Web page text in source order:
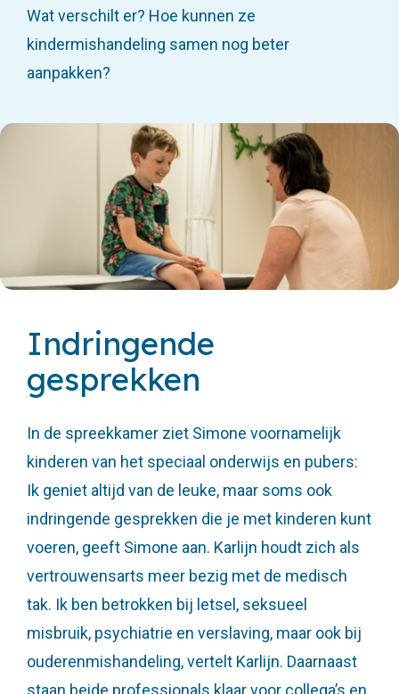
Wat verschilt er? Hoe kunnen ze
kindermishandeling samen nog beter
aanpakken?
Indringende
gesprekken
In de spreekkamer ziet Simone voornamelijk
kinderen van het speciaal onderwijs en pubers:
Ik geniet altijd van de leuke, maar soms ook
indringende gesprekken die je met kinderen kunt
voeren, geeft Simone aan. Karlijn houdt zich als
vertrouwensarts meer bezig met de medisch
tak. Ik ben betrokken bij letsel, seksueel
misbruik, psychiatrie en verslaving, maar ook bij
ouderenmishandeling, vertelt Karlijn. Daarnaast
staan beide professionals klaar voor collega’s en